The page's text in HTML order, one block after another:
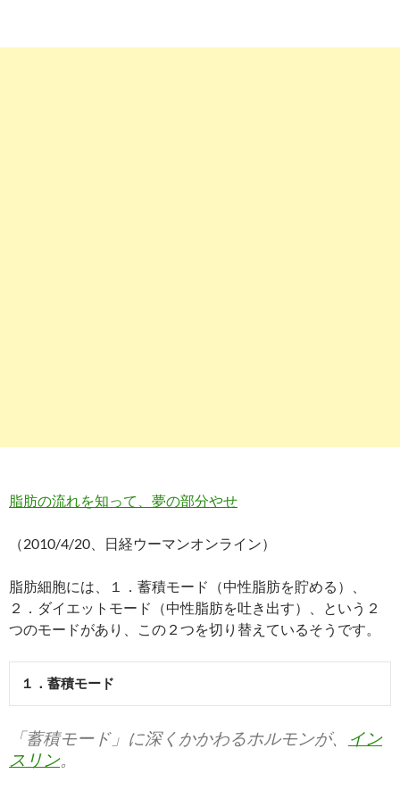
脂肪の流れを知って、夢の部分やせ
（2010/4/20、日経ウーマンオンライン）
脂肪細胞には、１．蓄積モード（中性脂肪を貯める）、
２．ダイエットモード（中性脂肪を吐き出す）、という２
つのモードがあり、この２つを切り替えているそうです。
１．蓄積モード
「蓄積モード」に深くかかわるホルモンが、
イン
スリン。